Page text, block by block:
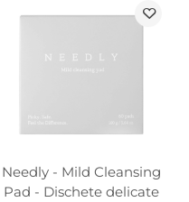
Needly - Mild Cleansing
Pad - Dischete delicate